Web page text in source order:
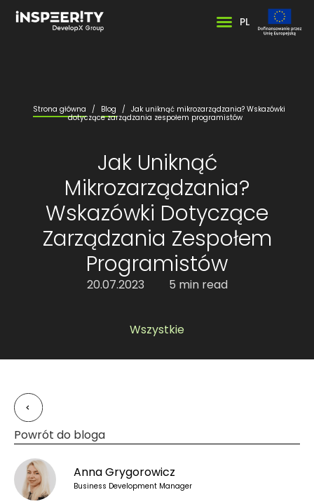
PL
Strona główna / Blog / Jak uniknąć mikrozarządzania? Wskazówki
dotyczące zarządzania zespołem programistów
Jak Uniknąć
Mikrozarządzania?
Wskazówki Dotyczące
Zarządzania Zespołem
Programistów
20.07.2023 5 min read
Wszystkie
Powrót do bloga
Anna Grygorowicz
Business Development Manager